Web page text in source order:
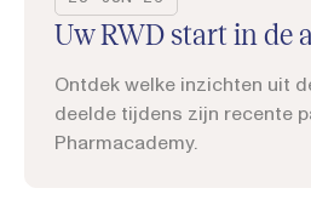
Uw RWD start in de
Ontdek welke inzichten uit
deelde tijdens zijn recente
Pharmacademy.